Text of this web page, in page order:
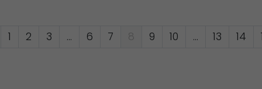
1 2 3 … 6 7 8 9 10 … 13 14